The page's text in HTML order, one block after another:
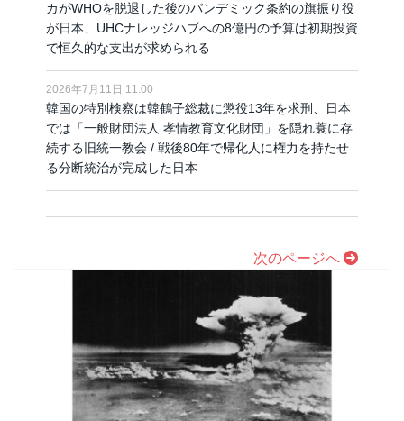
カがWHOを脱退した後のパンデミック条約の旗振り役
が日本、UHCナレッジハブへの8億円の予算は初期投資
で恒久的な支出が求められる
2026年7月11日 11:00
韓国の特別検察は韓鶴子総裁に懲役13年を求刑、日本
では「一般財団法人 孝情教育文化財団」を隠れ蓑に存
続する旧統一教会 / 戦後80年で帰化人に権力を持たせ
る分断統治が完成した日本
次のページへ